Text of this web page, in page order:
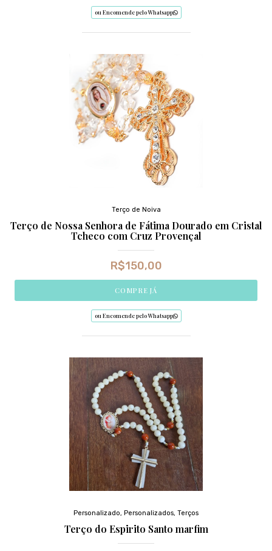
ou Encomende pelo Whatsapp
Terço de Noiva
Terço de Nossa Senhora de Fátima Dourado em Cristal
Tcheco com Cruz Provençal
R$150,00
COMPRE JÁ
ou Encomende pelo Whatsapp
Personalizado, Personalizados, Terços
Terço do Espirito Santo marfim